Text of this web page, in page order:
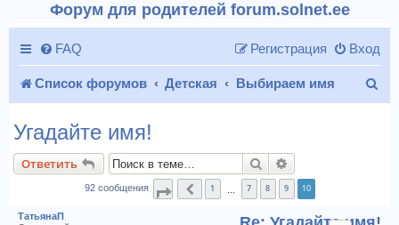
Форум для родителей forum.solnet.ee
FAQ Вход
Регистрация
Список форумов Детская Выбираем имя
Угадайте имя!
Ответить Поиск
92 сообщения Страница10 из
Пред.
1 7 8 9 10
ТатьянаП